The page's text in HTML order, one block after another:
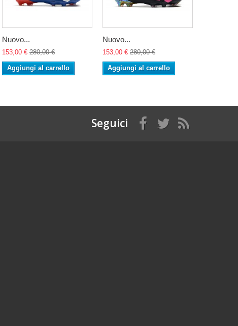
Nuovo...
153,00 € 280,00 €
Aggiungi al carrello
Nuovo...
153,00 € 280,00 €
Aggiungi al carrello
Seguici